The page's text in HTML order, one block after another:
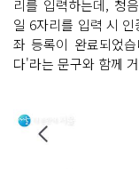
리를 입력하는데, 청
일 6자리를 입력 시
좌 등록이 완료되었
다'라는 문구와 함께